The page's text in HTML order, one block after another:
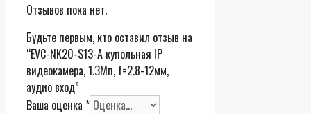
Отзывов пока нет.
Будьте первым, кто оставил отзыв на
“EVC-NK20-S13-A купольная IP
видеокамера, 1.3Мп, f=2.8-12мм,
аудио вход”
Ваша оценка *